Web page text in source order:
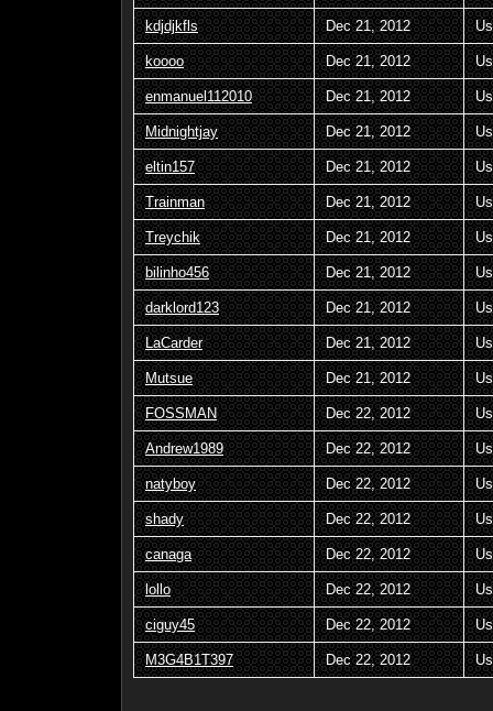
kdjdjkfls Dec 21, 2012
koooo Dec 21, 2012
enmanuel112010 Dec 21, 2012
Midnightjay Dec 21, 2012
eltin157 Dec 21, 2012
Trainman Dec 21, 2012
Treychik Dec 21, 2012
bilinho456 Dec 21, 2012
darklord123 Dec 21, 2012
LaCarder Dec 21, 2012
Mutsue Dec 21, 2012
FOSSMAN Dec 22, 2012
Andrew1989 Dec 22, 2012
natyboy Dec 22, 2012
shady Dec 22, 2012
canaga Dec 22, 2012
lollo Dec 22, 2012
ciguy45 Dec 22, 2012
M3G4B1T397 Dec 22, 2012